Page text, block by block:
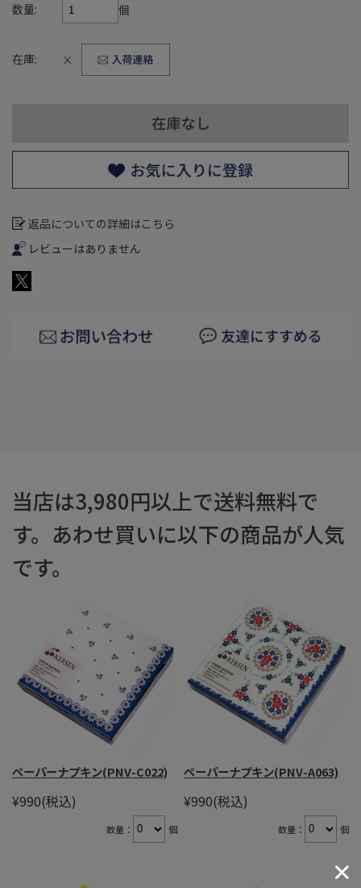
数量: 個
在庫: ×
返品についての詳細はこちら
レビューはありません
当店は3,980円以上で送料無料で
す。あわせ買いに以下の商品が人気
です。
ペーパーナプキン(PNV-C022)
¥990(税込)
数量： 個
ペーパーナプキン(PNV-A063)
¥990(税込)
数量： 個